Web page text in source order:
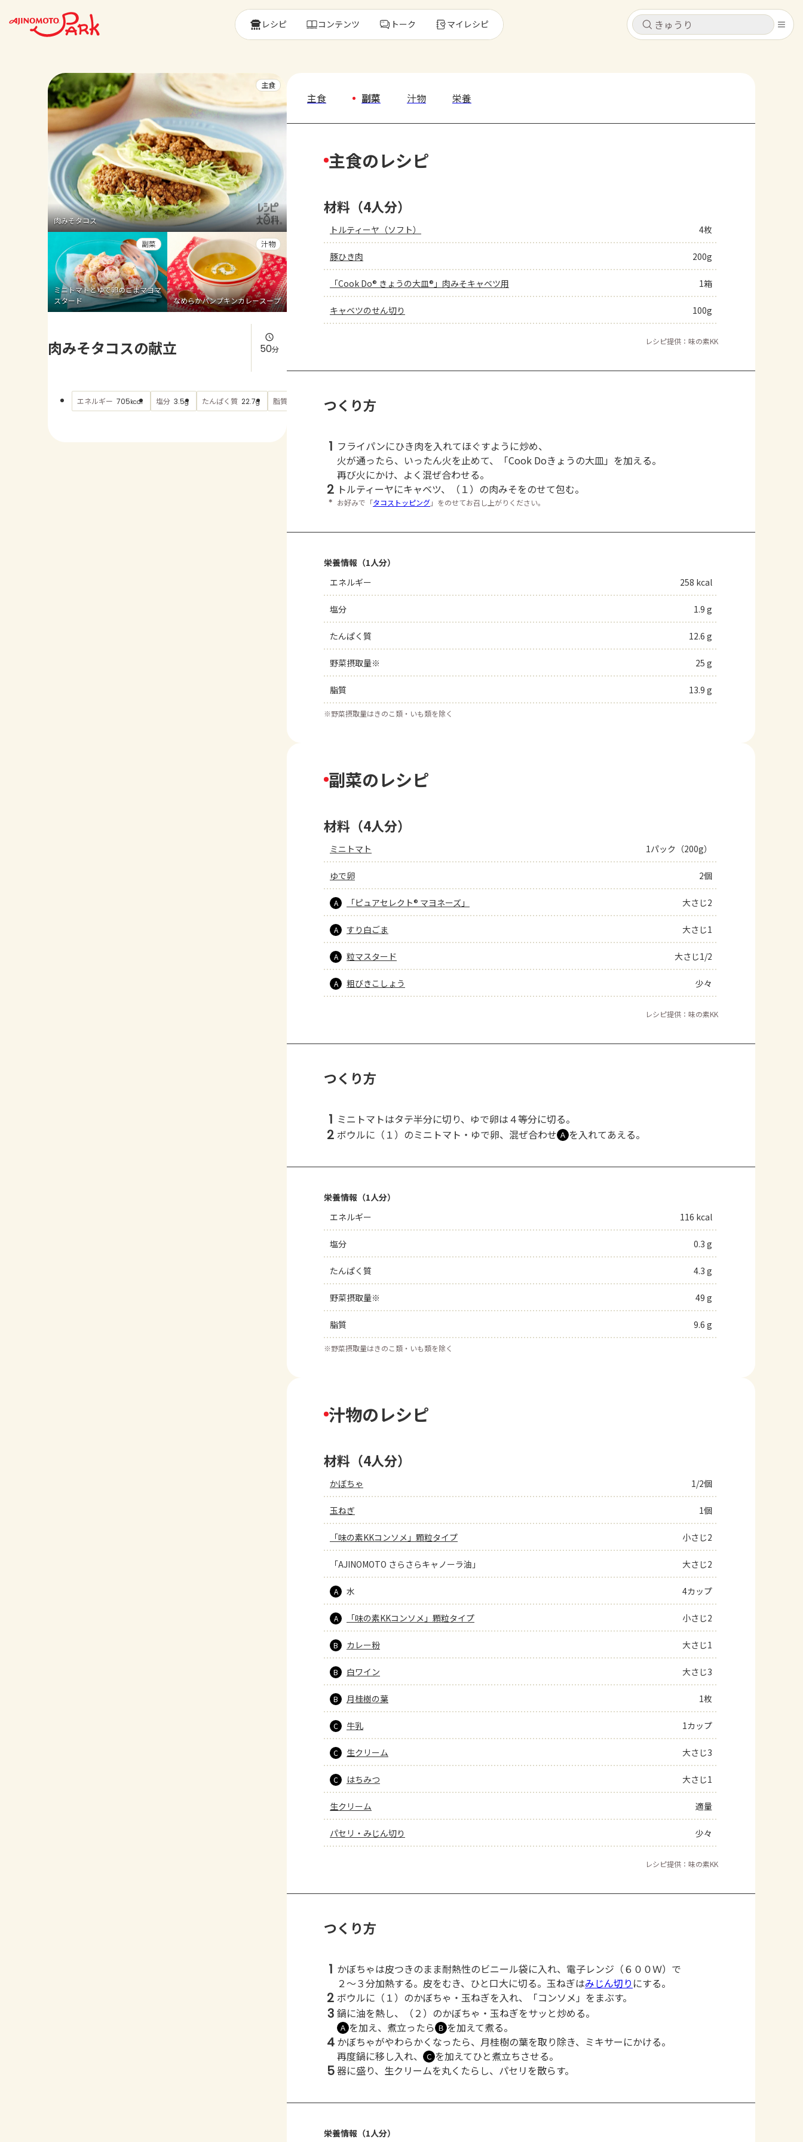
キャンセル
よくあるお問い合わせ
お買い物
キャンセル
レシピ コンテンツ トーク マイレシピ
肉みそタコス
主食
ミニトマトとゆで卵のごまマヨマ
スタード
副菜
なめらかパンプキンカレースープ
汁物
肉みそタコスの献立 50分
エネルギー 705kcal 塩分 3.5g たんぱく質 22.7g 脂質 もっと見る
主食 副菜 汁物 栄養
主食のレシピ
材料（4人分）
トルティーヤ（ソフト） 4枚
豚ひき肉 200g
「Cook Do® きょうの大皿®」肉みそキャベツ用 1箱
キャベツのせん切り 100g
レシピ提供：味の素KK
つくり方
1 フライパンにひき肉を入れてほぐすように炒め、
火が通ったら、いったん火を止めて、「Cook Doきょうの大皿」を加える。
再び火にかけ、よく混ぜ合わせる。
2 トルティーヤにキャベツ、（１）の肉みそをのせて包む。
＊ お好みで「タコストッピング」をのせてお召し上がりください。
栄養情報（1人分）
エネルギー
258 kcal
塩分 1.9 g
たんぱく質 12.6 g
野菜摂取量※ 25 g
脂質 13.9 g
※野菜摂取量はきのこ類・いも類を除く
副菜のレシピ
材料（4人分）
ミニトマト 1パック（200g）
ゆで卵 2個
A 「ピュアセレクト® マヨネーズ」 大さじ2
A すり白ごま 大さじ1
A 粒マスタード 大さじ1/2
A 粗びきこしょう 少々
レシピ提供：味の素KK
つくり方
1 ミニトマトはタテ半分に切り、ゆで卵は４等分に切る。
2 ボウルに（１）のミニトマト・ゆで卵、混ぜ合わせ Ａ を入れてあえる。
栄養情報（1人分）
エネルギー
116 kcal
塩分 0.3 g
たんぱく質 4.3 g
野菜摂取量※ 49 g
脂質 9.6 g
※野菜摂取量はきのこ類・いも類を除く
汁物のレシピ
材料（4人分）
かぼちゃ 1/2個
玉ねぎ 1個
「味の素KKコンソメ」顆粒タイプ 小さじ2
「AJINOMOTO さらさらキャノーラ油」 大さじ2
A 水 4カップ
A 「味の素KKコンソメ」顆粒タイプ 小さじ2
B カレー粉 大さじ1
B 白ワイン 大さじ3
B 月桂樹の葉 1枚
C 牛乳 1カップ
C 生クリーム 大さじ3
C はちみつ 大さじ1
生クリーム 適量
パセリ・みじん切り 少々
レシピ提供：味の素KK
つくり方
1 かぼちゃは皮つきのまま耐熱性のビニール袋に入れ、電子レンジ（６００Ｗ）で
２～３分加熱する。皮をむき、ひと口大に切る。玉ねぎはみじん切り にする。
2 ボウルに（１）のかぼちゃ・玉ねぎを入れ、「コンソメ」をまぶす。
3 鍋に油を熱し、（２）のかぼちゃ・玉ねぎをサッと炒める。
Ａ を加え、煮立ったら Ｂ を加えて煮る。
4 かぼちゃがやわらかくなったら、月桂樹の葉を取り除き、ミキサーにかける。
再度鍋に移し入れ、
Ｃ を加えてひと煮立ちさせる。
5器に盛り、生クリームを丸くたらし、パセリを散らす。
栄養情報（1人分）